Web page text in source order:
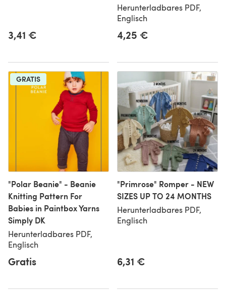
3,41 €
Herunterladbares PDF,
Englisch
4,25 €
GRATIS
"Polar Beanie" - Beanie
Knitting Pattern For
Babies in Paintbox Yarns
Simply DK
Herunterladbares PDF,
Englisch
Gratis
"Primrose" Romper - NEW
SIZES UP TO 24 MONTHS
Herunterladbares PDF,
Englisch
6,31 €